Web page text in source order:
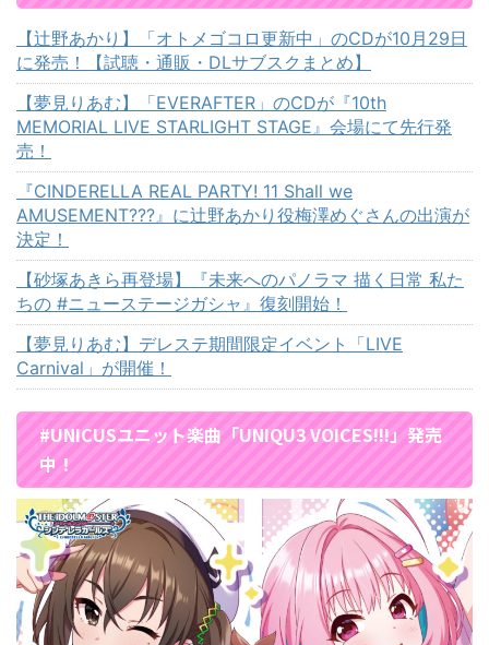
【辻野あかり】「オトメゴコロ更新中」のCDが10月29日
に発売！【試聴・通販・DLサブスクまとめ】
【夢見りあむ】「EVERAFTER」のCDが『10th
MEMORIAL LIVE STARLIGHT STAGE』会場にて先行発
売！
『CINDERELLA REAL PARTY! 11 Shall we
AMUSEMENT???』に辻野あかり役梅澤めぐさんの出演が
決定！
【砂塚あきら再登場】『未来へのパノラマ 描く日常 私た
ちの #ニューステージガシャ』復刻開始！
【夢見りあむ】デレステ期間限定イベント「LIVE
Carnival」が開催！
#UNICUSユニット楽曲「UNIQU3 VOICES!!!」発売
中！